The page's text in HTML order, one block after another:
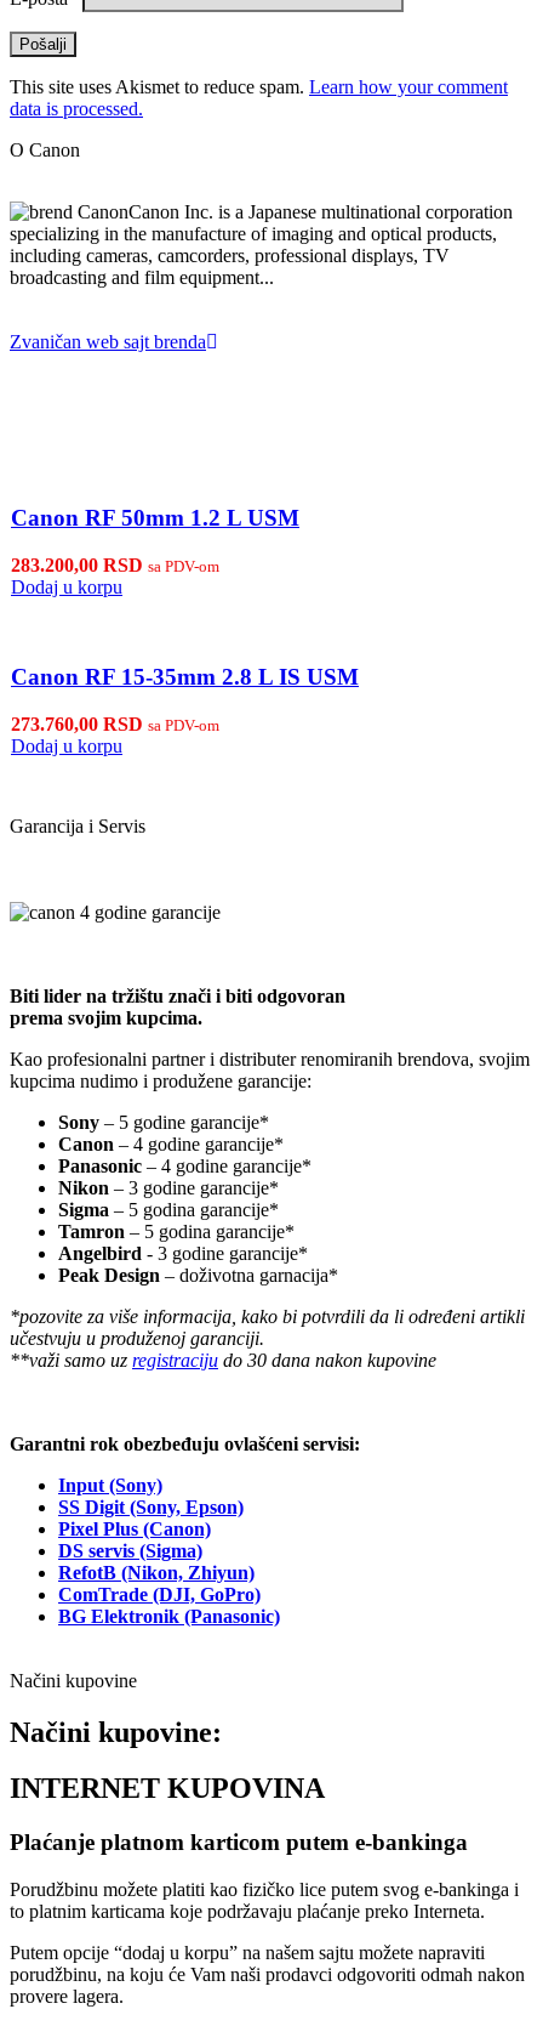
This site uses Akismet to reduce spam. Learn how your comment
data is processed.
O Canon
Canon Inc. is a Japanese multinational corporation
specializing in the manufacture of imaging and optical products,
including cameras, camcorders, professional displays, TV
broadcasting and film equipment...
Zvaničan web sajt brenda
Canon RF 50mm 1.2 L USM
283.200,00 RSD sa PDV-om
Dodaj u korpu
Canon RF 15-35mm 2.8 L IS USM
273.760,00 RSD sa PDV-om
Dodaj u korpu
Garancija i Servis
Biti lider na tržištu znači i biti odgovoran
prema svojim kupcima.
Kao profesionalni partner i distributer renomiranih brendova, svojim
kupcima nudimo i produžene garancije:
Sony – 5 godine garancije*
Canon – 4 godine garancije*
Panasonic – 4 godine garancije*
Nikon – 3 godine garancije*
Sigma – 5 godina garancije*
Tamron – 5 godina garancije*
Angelbird - 3 godine garancije*
Peak Design – doživotna garnacija*
*pozovite za više informacija, kako bi potvrdili da li određeni artikli
učestvuju u produženoj garanciji.
**važi samo uz registraciju do 30 dana nakon kupovine
Garantni rok obezbeđuju ovlašćeni servisi:
Input (Sony)
SS Digit (Sony, Epson)
Pixel Plus (Canon)
DS servis (Sigma)
RefotB (Nikon, Zhiyun)
ComTrade (DJI, GoPro)
BG Elektronik (Panasonic)
Načini kupovine
Načini kupovine:
INTERNET KUPOVINA
Plaćanje platnom karticom putem e-bankinga
Porudžbinu možete platiti kao fizičko lice putem svog e-bankinga i
to platnim karticama koje podržavaju plaćanje preko Interneta.
Putem opcije “dodaj u korpu” na našem sajtu možete napraviti
porudžbinu, na koju će Vam naši prodavci odgovoriti odmah nakon
provere lagera.